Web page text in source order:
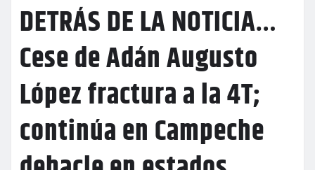
DETRÁS DE LA NOTICIA…
Cese de Adán Augusto
López fractura a la 4T;
continúa en Campeche